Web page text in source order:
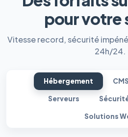
pour votre
Vitesse record, sécurité
24h/24.
Hébergement
Serveurs
Solutions